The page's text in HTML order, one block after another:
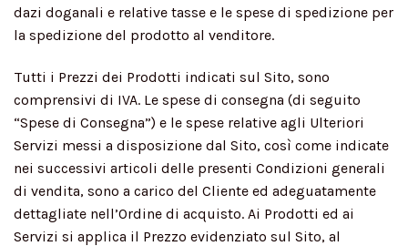
dazi doganali e relative tasse e le spese di spedizione per
la spedizione del prodotto al venditore.
Tutti i Prezzi dei Prodotti indicati sul Sito, sono
comprensivi di IVA. Le spese di consegna (di seguito
“Spese di Consegna”) e le spese relative agli Ulteriori
Servizi messi a disposizione dal Sito, così come indicate
nei successivi articoli delle presenti Condizioni generali
di vendita, sono a carico del Cliente ed adeguatamente
dettagliate nell’Ordine di acquisto. Ai Prodotti ed ai
Servizi si applica il Prezzo evidenziato sul Sito, al